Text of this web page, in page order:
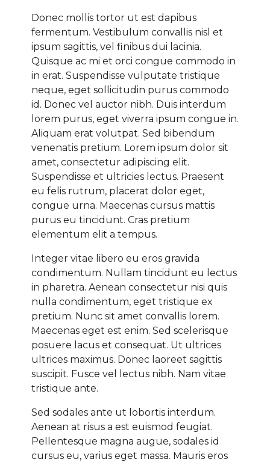
Donec mollis tortor ut est dapibus
fermentum. Vestibulum convallis nisl et
ipsum sagittis, vel finibus dui lacinia.
Quisque ac mi et orci congue commodo in
in erat. Suspendisse vulputate tristique
neque, eget sollicitudin purus commodo
id. Donec vel auctor nibh. Duis interdum
lorem purus, eget viverra ipsum congue in.
Aliquam erat volutpat. Sed bibendum
venenatis pretium. Lorem ipsum dolor sit
amet, consectetur adipiscing elit.
Suspendisse et ultricies lectus. Praesent
eu felis rutrum, placerat dolor eget,
congue urna. Maecenas cursus mattis
purus eu tincidunt. Cras pretium
elementum elit a tempus.
Integer vitae libero eu eros gravida
condimentum. Nullam tincidunt eu lectus
in pharetra. Aenean consectetur nisi quis
nulla condimentum, eget tristique ex
pretium. Nunc sit amet convallis lorem.
Maecenas eget est enim. Sed scelerisque
posuere lacus et consequat. Ut ultrices
ultrices maximus. Donec laoreet sagittis
suscipit. Fusce vel lectus nibh. Nam vitae
tristique ante.
Sed sodales ante ut lobortis interdum.
Aenean at risus a est euismod feugiat.
Pellentesque magna augue, sodales id
cursus eu, varius eget massa. Mauris eros